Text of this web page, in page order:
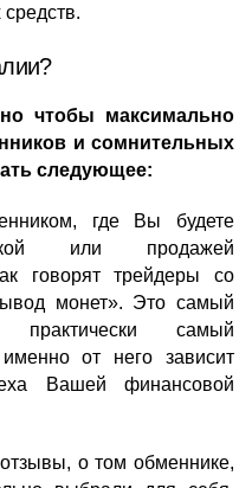
чтобы максимально
и сомнительных
следующее:
где Вы будете
или продажей
говорят трейдеры со
монет». Это самый
самый
от него зависит
Вашей финансовой
о том обменнике,